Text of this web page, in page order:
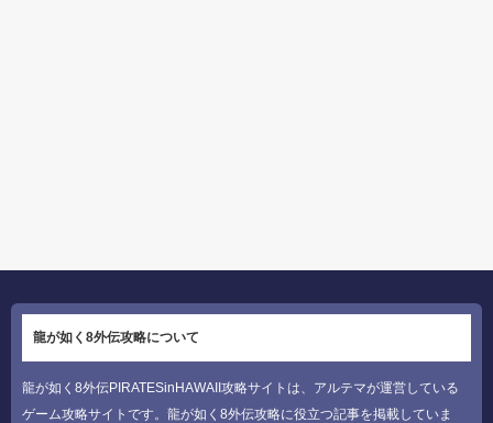
龍が如く8外伝攻略について
龍が如く8外伝PIRATESinHAWAII攻略サイトは、アルテマが運営している
ゲーム攻略サイトです。龍が如く8外伝攻略に役立つ記事を掲載していま